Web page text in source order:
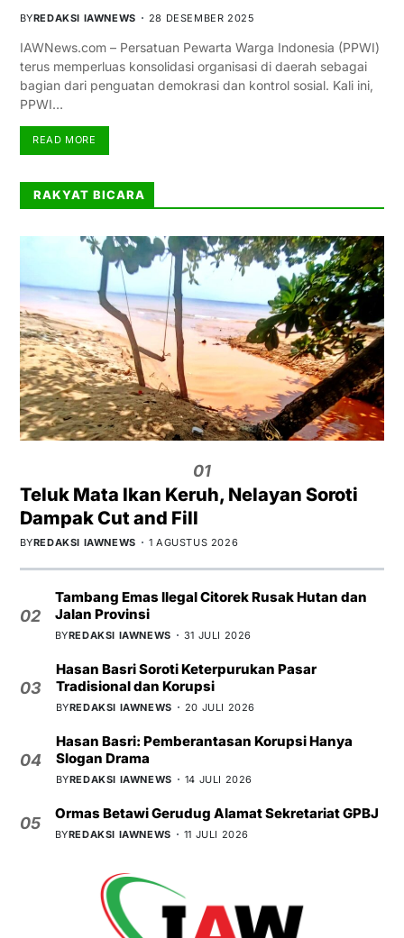
BYREDAKSI IAWNEWS 28 DESEMBER 2025
IAWNews.com – Persatuan Pewarta Warga Indonesia (PPWI)
terus memperluas konsolidasi organisasi di daerah sebagai
bagian dari penguatan demokrasi dan kontrol sosial. Kali ini,
PPWI…
READ MORE
RAKYAT BICARA
01
Teluk Mata Ikan Keruh, Nelayan Soroti
Dampak Cut and Fill
BYREDAKSI IAWNEWS 1 AGUSTUS 2026
02
Tambang Emas Ilegal Citorek Rusak Hutan dan
Jalan Provinsi
BYREDAKSI IAWNEWS 31 JULI 2026
03
Hasan Basri Soroti Keterpurukan Pasar
Tradisional dan Korupsi
BYREDAKSI IAWNEWS 20 JULI 2026
04
Hasan Basri: Pemberantasan Korupsi Hanya
Slogan Drama
BYREDAKSI IAWNEWS 14 JULI 2026
05
Ormas Betawi Gerudug Alamat Sekretariat GPBJ
BYREDAKSI IAWNEWS 11 JULI 2026